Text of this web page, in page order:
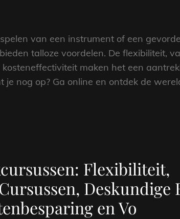
van een instrument of een
talloze voordelen. De flexibiliteit,
maken het een
nog op? Ga online en ontdek de
Flexibiliteit,
Deskundige
en Vo